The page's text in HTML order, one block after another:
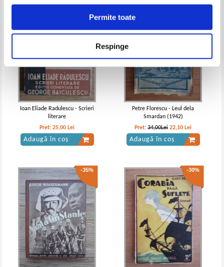
Permite toate
Respinge
Ioan Eliade Radulescu - Scrieri
literare
Pret:25,00 Lei
Adaugă în coș
Petre Florescu - Leul dela
Smardan (1942)
Pret:34,00Lei 22,10 Lei
Adaugă în coș
-35% -30%